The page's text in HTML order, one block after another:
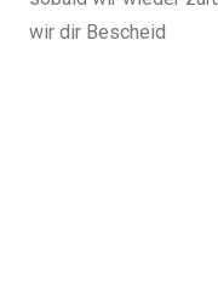
wir dir Bescheid